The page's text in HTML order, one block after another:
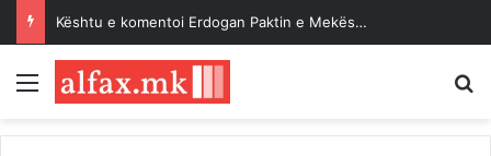
Kështu e komentoi Erdogan Paktin e Mekës…
Menu